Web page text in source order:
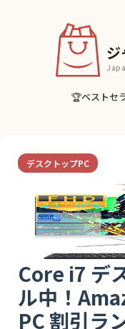
ジ
🏆ベストセ
デスクトップPC
Core i7 デ
ル中！
PC 割引ラ